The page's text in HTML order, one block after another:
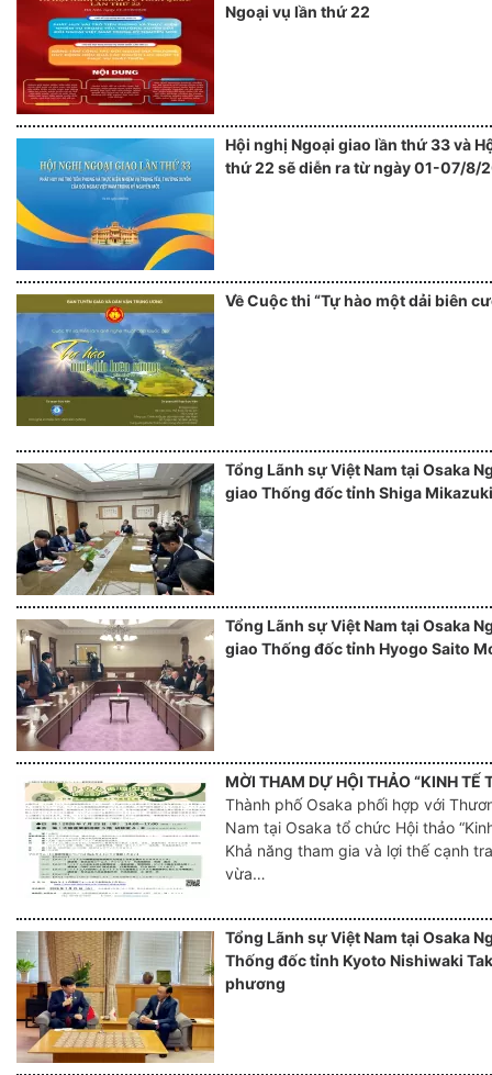
Ngoại vụ lần thứ 22
Hội nghị Ngoại giao lần thứ 33 và
thứ 22 sẽ diễn ra từ ngày 01-07/8/
Về Cuộc thi “Tự hào một dải biên
Tổng Lãnh sự Việt Nam tại Osaka
giao Thống đốc tỉnh Shiga
Tổng Lãnh sự Việt Nam tại Osaka
giao Thống đốc tỉnh Hyogo Saito
MỜI THAM DỰ HỘI THẢO “KINH TẾ
Thành phố Osaka phối hợp với
Nam tại Osaka tổ chức Hội thảo
Khả năng tham gia và lợi thế cạnh
vừa…
Tổng Lãnh sự Việt Nam tại Osaka
Thống đốc tỉnh Kyoto Nishiwaki
phương